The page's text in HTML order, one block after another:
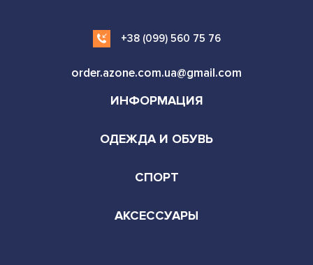
+38 (099) 560 75 76
order.azone.com.ua@gmail.com
ИНФОРМАЦИЯ
ОДЕЖДА И ОБУВЬ
СПОРТ
АКСЕССУАРЫ